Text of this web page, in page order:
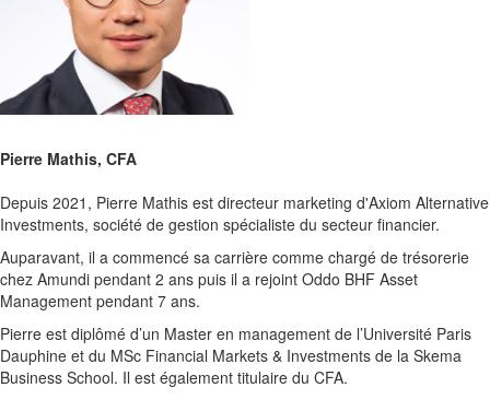
Pierre Mathis, CFA
Depuis 2021, Pierre Mathis est directeur marketing d'Axiom Alternative
Investments, société de gestion spécialiste du secteur financier.
Auparavant, il a commencé sa carrière comme chargé de trésorerie
chez Amundi pendant 2 ans puis il a rejoint Oddo BHF Asset
Management pendant 7 ans.
Pierre est diplômé d’un Master en management de l’Université Paris
Dauphine et du MSc Financial Markets & Investments de la Skema
Business School. Il est également titulaire du CFA.